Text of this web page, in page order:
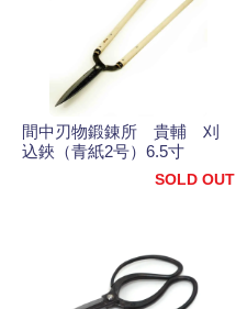
間中刃物鍛錬所 貴輔 刈
込鋏（青紙2号）6.5寸
SOLD OUT